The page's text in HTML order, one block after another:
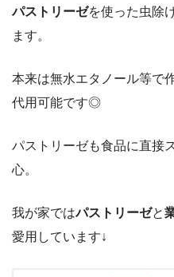
パストリーゼを使った虫除
ます。
本来は無水エタノール等で
代用可能です◎
パストリーゼも食品に直接
心。
我が家ではパストリーゼと
愛用しています↓